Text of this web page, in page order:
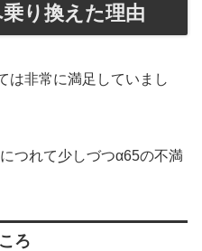
り換えた理由
は非常に満足していまし
つれて少しづつα65の不満
ろ